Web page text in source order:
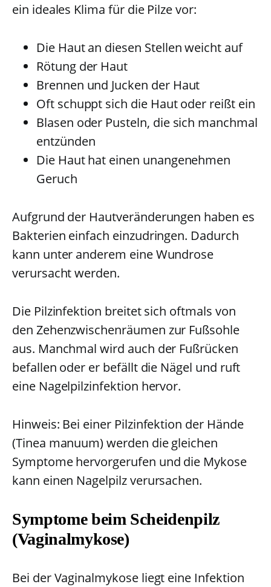
ein ideales Klima für die Pilze vor:
Die Haut an diesen Stellen weicht auf
Rötung der Haut
Brennen und Jucken der Haut
Oft schuppt sich die Haut oder reißt ein
Blasen oder Pusteln, die sich manchmal
entzünden
Die Haut hat einen unangenehmen
Geruch
Aufgrund der Hautveränderungen haben es
Bakterien einfach einzudringen. Dadurch
kann unter anderem eine Wundrose
verursacht werden.
Die Pilzinfektion breitet sich oftmals von
den Zehenzwischenräumen zur Fußsohle
aus. Manchmal wird auch der Fußrücken
befallen oder er befällt die Nägel und ruft
eine Nagelpilzinfektion hervor.
Hinweis: Bei einer Pilzinfektion der Hände
(Tinea manuum) werden die gleichen
Symptome hervorgerufen und die Mykose
kann einen Nagelpilz verursachen.
Symptome beim Scheidenpilz
(Vaginalmykose)
Bei der Vaginalmykose liegt eine Infektion